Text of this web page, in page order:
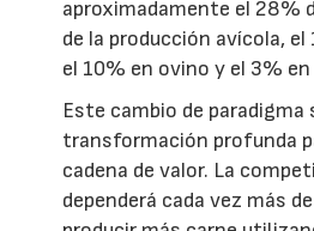
aproximadamente el 28%
de la producción avícola,
el 10% en ovino y el 3%
Este cambio de paradigma
transformación profunda
cadena de valor. La
dependerá cada vez más